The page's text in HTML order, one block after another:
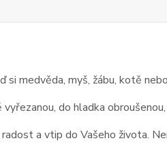
si medvěda, myš, žábu, kotě
do hladka
a vtip do Vašeho života.